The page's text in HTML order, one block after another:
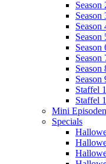
Season
Season
Season
Season
Season
Season
Season
Season
Staffel
Staffel
Mini Episoden
Specials